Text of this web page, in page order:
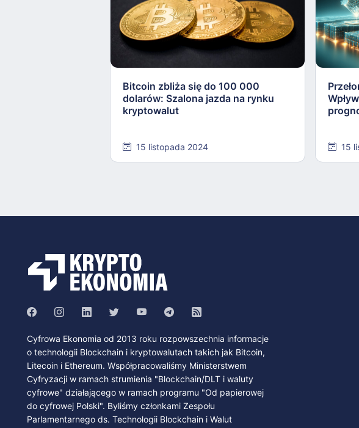
Bitcoin zbliża się do 100 000
dolarów: Szalona jazda na rynku
kryptowalut
15 listopada 2024 15
Cyfrowa Ekonomia od 2013 roku rozpowszechnia informacje
o technologii Blockchain i kryptowalutach takich jak Bitcoin,
Litecoin i Ethereum. Współpracowaliśmy Ministerstwem
Cyfryzacji w ramach strumienia "Blockchain/DLT i waluty
cyfrowe" działającego w ramach programu "Od papierowej
do cyfrowej Polski". Byliśmy członkami Zespołu
Parlamentarnego ds. Technologii Blockchain i Walut